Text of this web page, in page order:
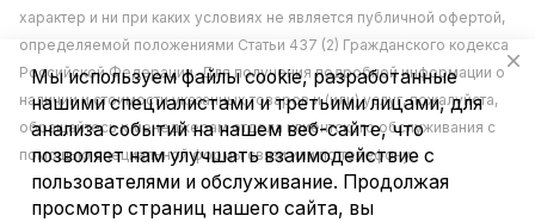
характер и ни при каких условиях не является публичной офертой,
определяемой положениями Статьи 437 (2) Гражданского кодекса
Российской Федерации. Для получения подробной информации о
наличии и стоимости указанных товаров и (или) услуг, пожалуйста,
обращайтесь к менеджерам отдела клиентского обслуживания с
помощью специальной формы связи или по телефону.
Мы используем файлы cookie, разработанные
нашими специалистами и третьими лицами, для
анализа событий на нашем веб-сайте, что
позволяет нам улучшать взаимодействие с
пользователями и обслуживание. Продолжая
просмотр страниц нашего сайта, вы